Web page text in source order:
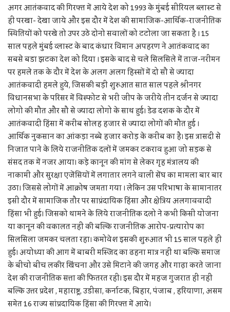
अगर आतंकवाद की गिरफ्त में आये देश को 1993 के मुंबई सीरियल ब्लास्ट से
ही परखा- देखा जाये और इस दौर में देश की सामाजिक-आर्थिक-राजनीतिक
स्थितियों को परखे तो उपर उठे दोनो सवालों को टटोला जा सकता है । 15
साल पहले मुंबई व्लास्ट के बाद कंधार विमान अपहरण ने आतंकवाद का
सबसे बडा झटका देश को दिया । इसके बाद से चले सिलसिले में ताज-नरीमन
पर हमले तक के दौर में देश के अलग अलग हिस्सों में दो सौ से ज्यादा
आतंकवादी हमले हुये, जिसकी बड़ी शुरुआत सात साल पहले श्रीनगर
विधानसभा के परिसर में विस्फोट से भरी जीप के जरीये तीन दर्जन से ज्यादा
लोगो की मौत और सौ से ज्यादा लोगो के साथ हुई। डेढ दशक के दौर में
आतंकवादी हिंसा में करीब सोलह हजार से ज्यादा लोगों की मौत हुई ।
आर्थिक नुकसान का आंकड़ा नब्बे हजार करोड़ के करीब का है। इस त्रासदी से
निजात पाने के लिये राजनीतिक दलों में जमकर टकराव हुआ जो सड़क से
संसद तक में नजर आया। कड़े कानून की मांग से लेकर गृह मंत्रालय की
नाकामी और सुरक्षा एजेंसियों में लगातार लगने वाली सेंघ का मामला बार बार
उठा। जिससे लोगों में आक्रोष जमता गया । लेकिन उस परिभाषा के सामानातर
इसी दौर में सामाजिक तौर पर साप्रंदायिक हिंसा और क्षेत्रिय अलगाववादी
हिंसा भी हुई। जिसको थामने के लिये राजनीतिक दलो ने कभी किसी योजना
या कानून की वकालत नहीं की बल्कि राजनीतिक आरोप-प्रत्यारोप का
सिलसिला जमकर चलता रहा। कमोवेश इसकी शुरुआत भी 15 साल पहले ही
हुई। अयोध्या की आग में बाबरी मस्जिद का ढहना मात्र नहीं था बल्कि समाज
के बीचो बीच लकीर खिंचना और उसे मिटाने की जगह और गाढ़ा करते जाना
देश की राजनीतिक सत्ता की फितरत रही। इस दौर में महज गुजरात ही नहीं
बल्कि उत्तर प्रदेश , महाराष्ट्र, उडीसा, कर्नाटक, बिहार, पंजाब , हरियाणा, असम
समेत 16 राज्य सांप्रदायिक हिंसा की गिरफ्त में आये।